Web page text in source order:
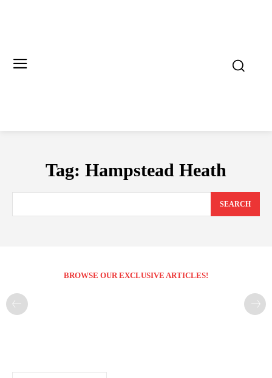
Tag: Hampstead Heath
SEARCH
BROWSE OUR EXCLUSIVE ARTICLES!